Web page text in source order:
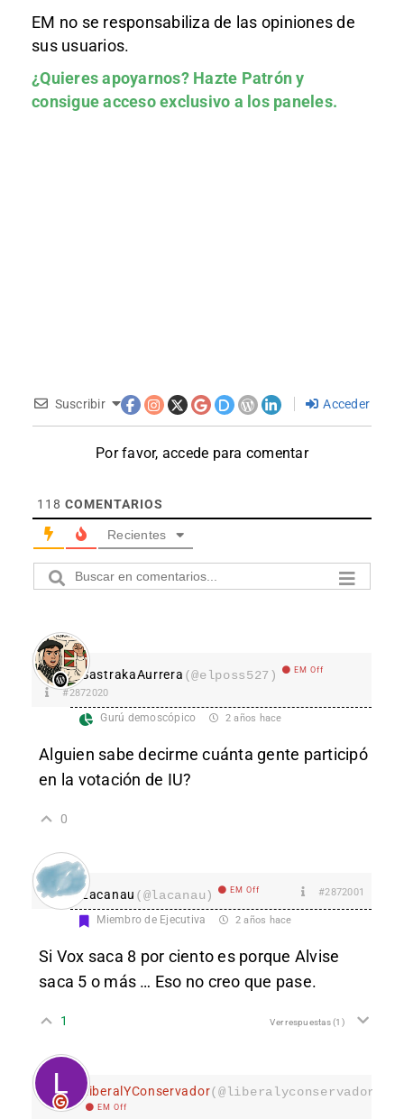
EM no se responsabiliza de las opiniones de
sus usuarios.
¿Quieres apoyarnos? Hazte Patróny
consigue acceso exclusivo a los paneles.
Suscribir Acceder
Por favor, accede para comentar
118 COMENTARIOS
Recientes
SastrakaAurrera (@elposs527) EM Off
#2872020
Gurú demoscópico 2 años hace
Alguien sabe decirme cuánta gente participó
en la votación de IU?
0
Lacanau (@lacanau) EM Off #2872001
Miembro de Ejecutiva 2 años hace
Si Vox saca 8 por ciento es porque Alvise
saca 5 o más … Eso no creo que pase.
1 Ver respuestas(1)
LiberalYConservador
EM Off